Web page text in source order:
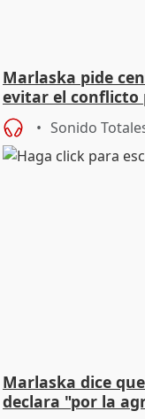
Marlaska pide
evitar el conflicto
Sonido
Marlaska dice
declara "por la